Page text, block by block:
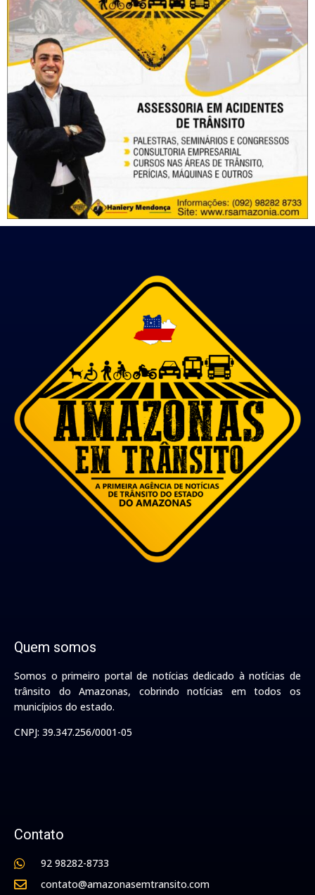
Quem somos
Somos o primeiro portal de notícias dedicado à notícias de
trânsito do Amazonas, cobrindo notícias em todos os
municípios do estado.
CNPJ: 39.347.256/0001-05
Contato
92 98282-8733
contato@amazonasemtransito.com